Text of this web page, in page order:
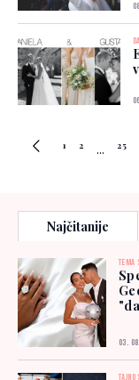
1 2 ... 25
Najčitanije
TEMA
03.
TAJNO